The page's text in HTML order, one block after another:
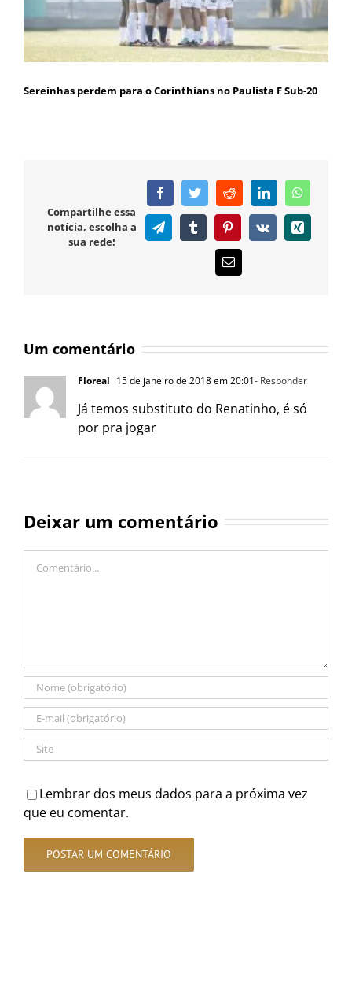
Sereinhas perdem para o Corinthians no Paulista F Sub-20
Compartilhe essa
notícia, escolha a
sua rede!
FacebookTwitterRedditLinkedIn
TelegramTumblr PinterestVk Xing
E-
mail
Um comentário
Floreal 15 de janeiro de 2018 em 20:01- Responder
Já temos substituto do Renatinho, é só
por pra jogar
Deixar um comentário
Lembrar dos meus dados para a próxima vez
que eu comentar.